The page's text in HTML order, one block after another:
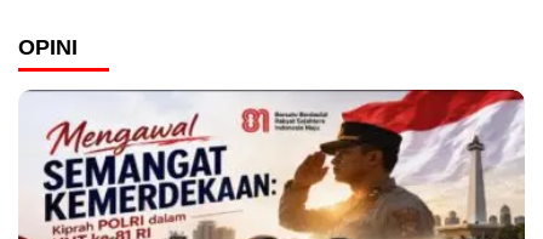
OPINI